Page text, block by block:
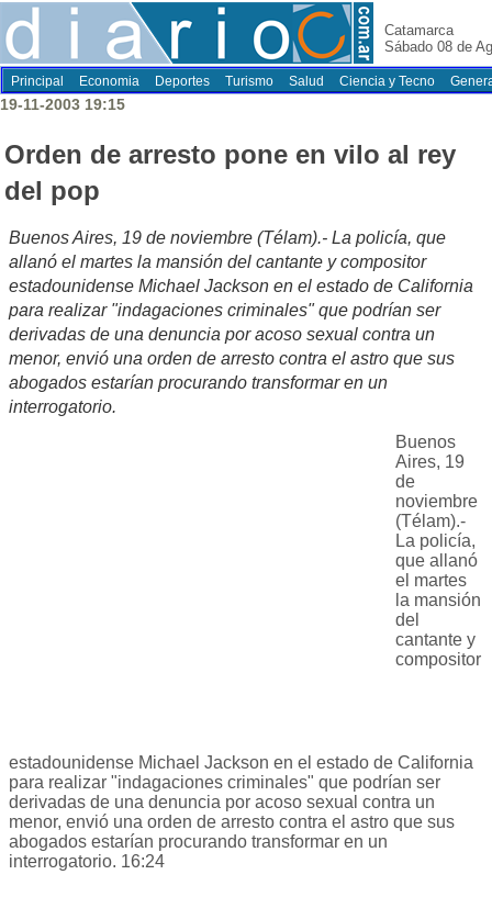
Catamarca
Sábado 08 de
Principal Economia Deportes Turismo Salud Ciencia y Tecno
19-11-2003 19:15
Orden de arresto pone en vilo al rey
del pop
Buenos Aires, 19 de noviembre (Télam).- La policía, que
allanó el martes la mansión del cantante y compositor
estadounidense Michael Jackson en el estado de California
para realizar "indagaciones criminales" que podrían ser
derivadas de una denuncia por acoso sexual contra un
menor, envió una orden de arresto contra el astro que sus
abogados estarían procurando transformar en un
interrogatorio.
Buenos
Aires, 19
de
noviembre
(Télam).-
La policía,
que allanó
el martes
la mansión
del
cantante y
compositor
estadounidense Michael Jackson en el estado de California
para realizar "indagaciones criminales" que podrían ser
derivadas de una denuncia por acoso sexual contra un
menor, envió una orden de arresto contra el astro que sus
abogados estarían procurando transformar en un
interrogatorio. 16:24